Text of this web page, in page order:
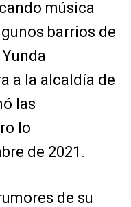
música
barrios de
a la alcaldía de
las
lo
de 2021.
de su